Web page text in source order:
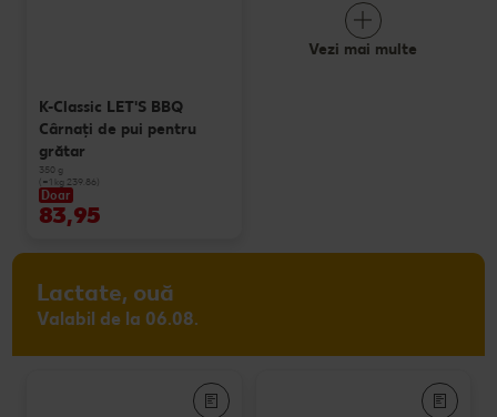
K-Classic LET'S BBQ
Cârnaţi de pui pentru
grătar
350 g
(=1 kg 239.86)
Doar
83,95
Vezi mai multe
Lactate, ouă
Valabil de la 06.08.